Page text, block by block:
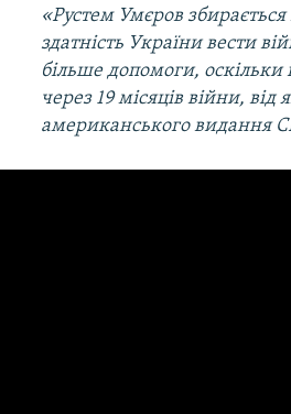
«Рустем Умєров
здатність України вести
більше допомоги, оскільки
через 19 місяців війни, від
американського видання